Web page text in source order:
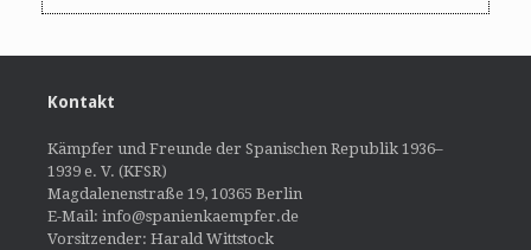
Kontakt
Kämpfer und Freunde der Spanischen Republik 1936–
1939 e. V. (KFSR)
Magdalenenstraße 19, 10365 Berlin
E-Mail: info@spanienkaempfer.de
Vorsitzender: Harald Wittstock